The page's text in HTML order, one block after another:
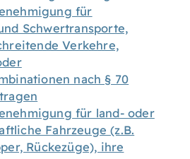
für
Schwertransporte,
Verkehre,
nach § 70
für land- oder
Fahrzeuge (z.B.
Rückezüge), ihre